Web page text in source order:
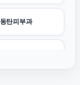
동탄피부과